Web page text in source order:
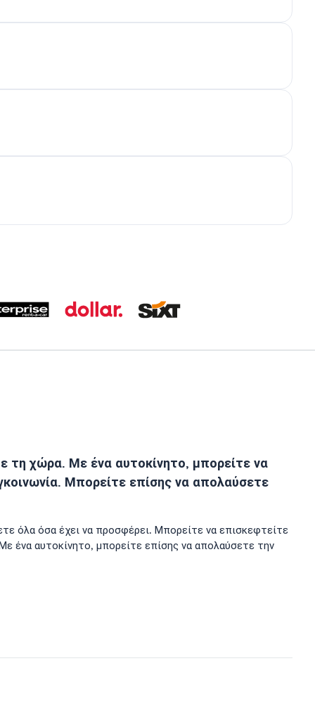
τη χώρα. Με ένα αυτοκίνητο, μπορείτε να
Μπορείτε επίσης να απολαύσετε
όλα όσα έχει να προσφέρει. Μπορείτε να επισκεφτείτε
ένα αυτοκίνητο, μπορείτε επίσης να απολαύσετε την